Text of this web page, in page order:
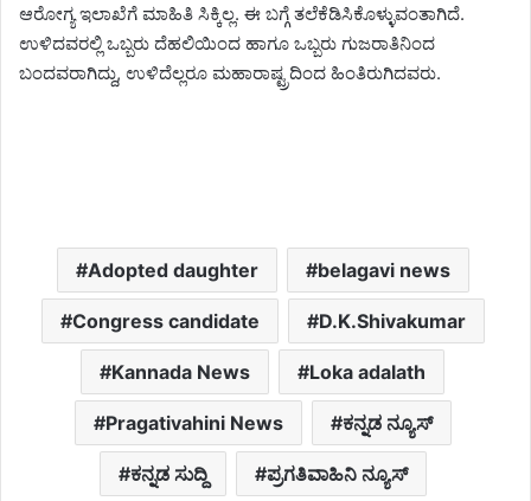
ಆರೋಗ್ಯ ಇಲಾಖೆಗೆ ಮಾಹಿತಿ ಸಿಕ್ಕಿಲ್ಲ. ಈ ಬಗ್ಗೆ ತಲೆಕೆಡಿಸಿಕೊಳ್ಳುವಂತಾಗಿದೆ.
ಉಳಿದವರಲ್ಲಿ ಒಬ್ಬರು ದೆಹಲಿಯಿಂದ ಹಾಗೂ ಒಬ್ಬರು ಗುಜರಾತಿನಿಂದ
ಬಂದವರಾಗಿದ್ದು, ಉಳಿದೆಲ್ಲರೂ ಮಹಾರಾಷ್ಟ್ರದಿಂದ ಹಿಂತಿರುಗಿದವರು.
Adopted daughter belagavi news
Congress candidate D.K.Shivakumar
Kannada News Loka adalath
Pragativahini News ಕನ್ನಡ ನ್ಯೂಸ್
ಕನ್ನಡ ಸುದ್ದಿ ಪ್ರಗತಿವಾಹಿನಿ ನ್ಯೂಸ್